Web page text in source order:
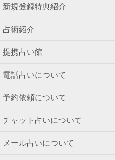
新規登録特典紹介
占術紹介
提携占い館
電話占いについて
予約依頼について
チャット占いについて
メール占いについて